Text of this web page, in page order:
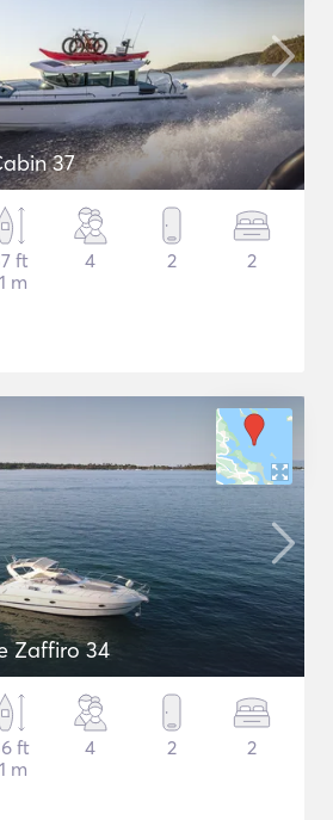
37
ft
m
4 2 2
Zaffiro 34
ft
m
4 2 2